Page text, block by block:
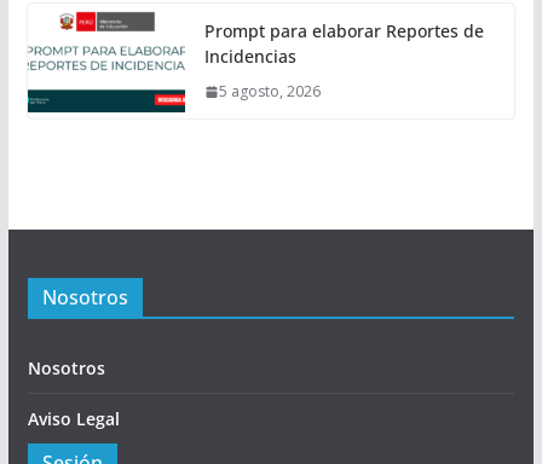
Prompt para elaborar Reportes de
Incidencias
5 agosto, 2026
Nosotros
Nosotros
Aviso Legal